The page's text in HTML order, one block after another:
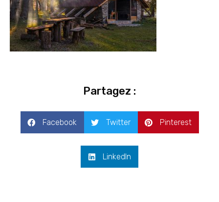
Partagez :
Facebook Twitter Pinterest
LinkedIn